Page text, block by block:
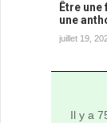
Être
une
juillet 19,
Il y a